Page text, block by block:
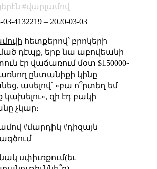
վարլամով
03-4132219– 2020-03-03
հետքերով՝ բրոկերի
դէպք, երբ նա աբովեանի
էր վաճառում մօտ $150000֊
առնող ընտանիքի կինը
ասելով՝ «բա ո՞րտեղ եմ
կախելու», զի էդ բակի
չկար։
#մարդիկ #դիզայն
սփիւռքում(եւ